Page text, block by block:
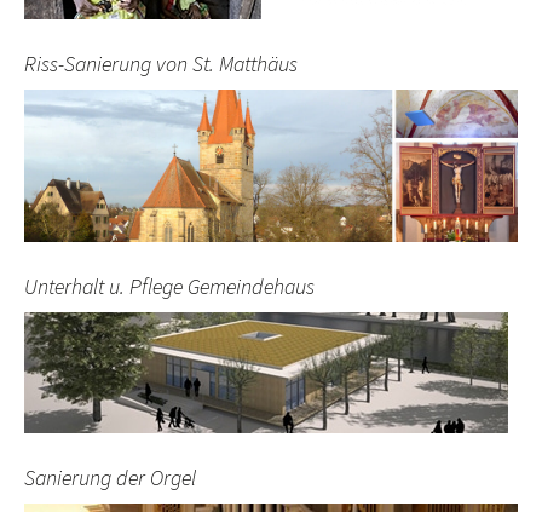
Riss-Sanierung von St. Matthäus
Unterhalt u. Pflege Gemeindehaus
Sanierung der Orgel